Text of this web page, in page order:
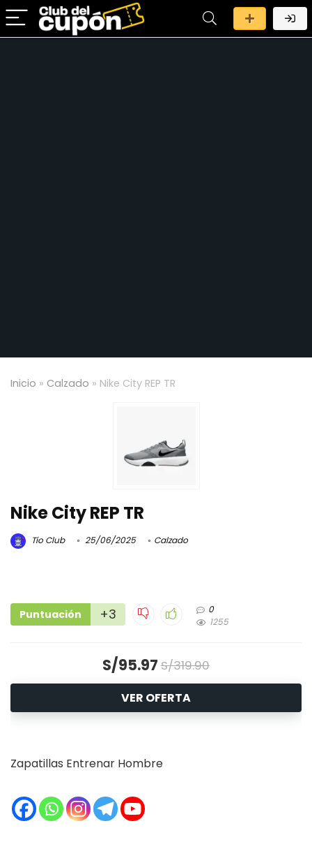
Inicio » Calzado » Nike City REP TR
Nike City REP TR
Tío Club 25/06/2025 Calzado
Puntuación +3
0
1255
S/95.97 S/319.90
VER OFERTA
Zapatillas Entrenar Hombre